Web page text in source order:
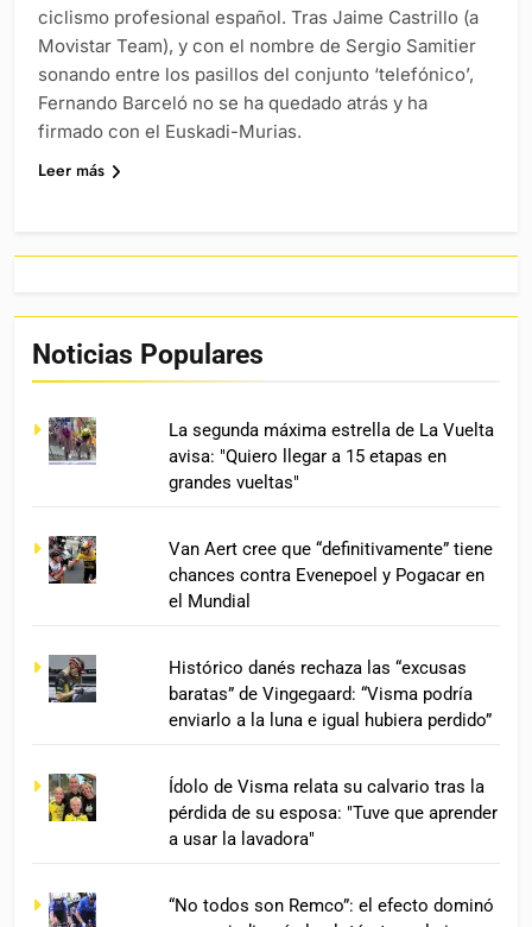
ciclismo profesional español. Tras Jaime Castrillo (a
Movistar Team), y con el nombre de Sergio Samitier
sonando entre los pasillos del conjunto ‘telefónico’,
Fernando Barceló no se ha quedado atrás y ha
firmado con el Euskadi-Murias.
Leer más
Noticias Populares
La segunda máxima estrella de La Vuelta
avisa: "Quiero llegar a 15 etapas en
grandes vueltas"
Van Aert cree que “definitivamente” tiene
chances contra Evenepoel y Pogacar en
el Mundial
Histórico danés rechaza las “excusas
baratas” de Vingegaard: “Visma podría
enviarlo a la luna e igual hubiera perdido”
Ídolo de Visma relata su calvario tras la
pérdida de su esposa: "Tuve que aprender
a usar la lavadora"
“No todos son Remco”: el efecto dominó